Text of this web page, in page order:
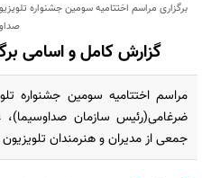
برگزاری مراسم اختتامیه سومین جشنواره
گزارش کامل و اسامی
مراسم اختتامیه سومین جشنواره
ضرغامی(رئیس سازمان
جمعی از مدیران و هنرمندان